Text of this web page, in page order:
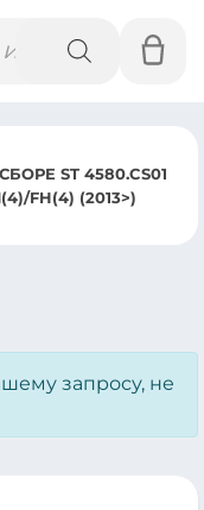
ST 4580.CS01
VOLVO передний FM(4)/FH(4) (2013>)
запросу, не